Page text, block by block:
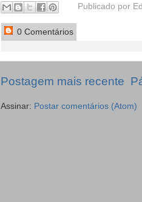
Publicado por
0 Comentários
Postagem mais recente
Assinar: Postar comentários (Atom)